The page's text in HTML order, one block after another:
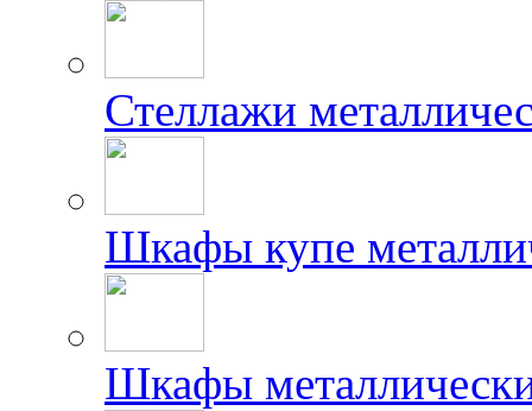
Стеллажи
Шкафы купе
Шкафы